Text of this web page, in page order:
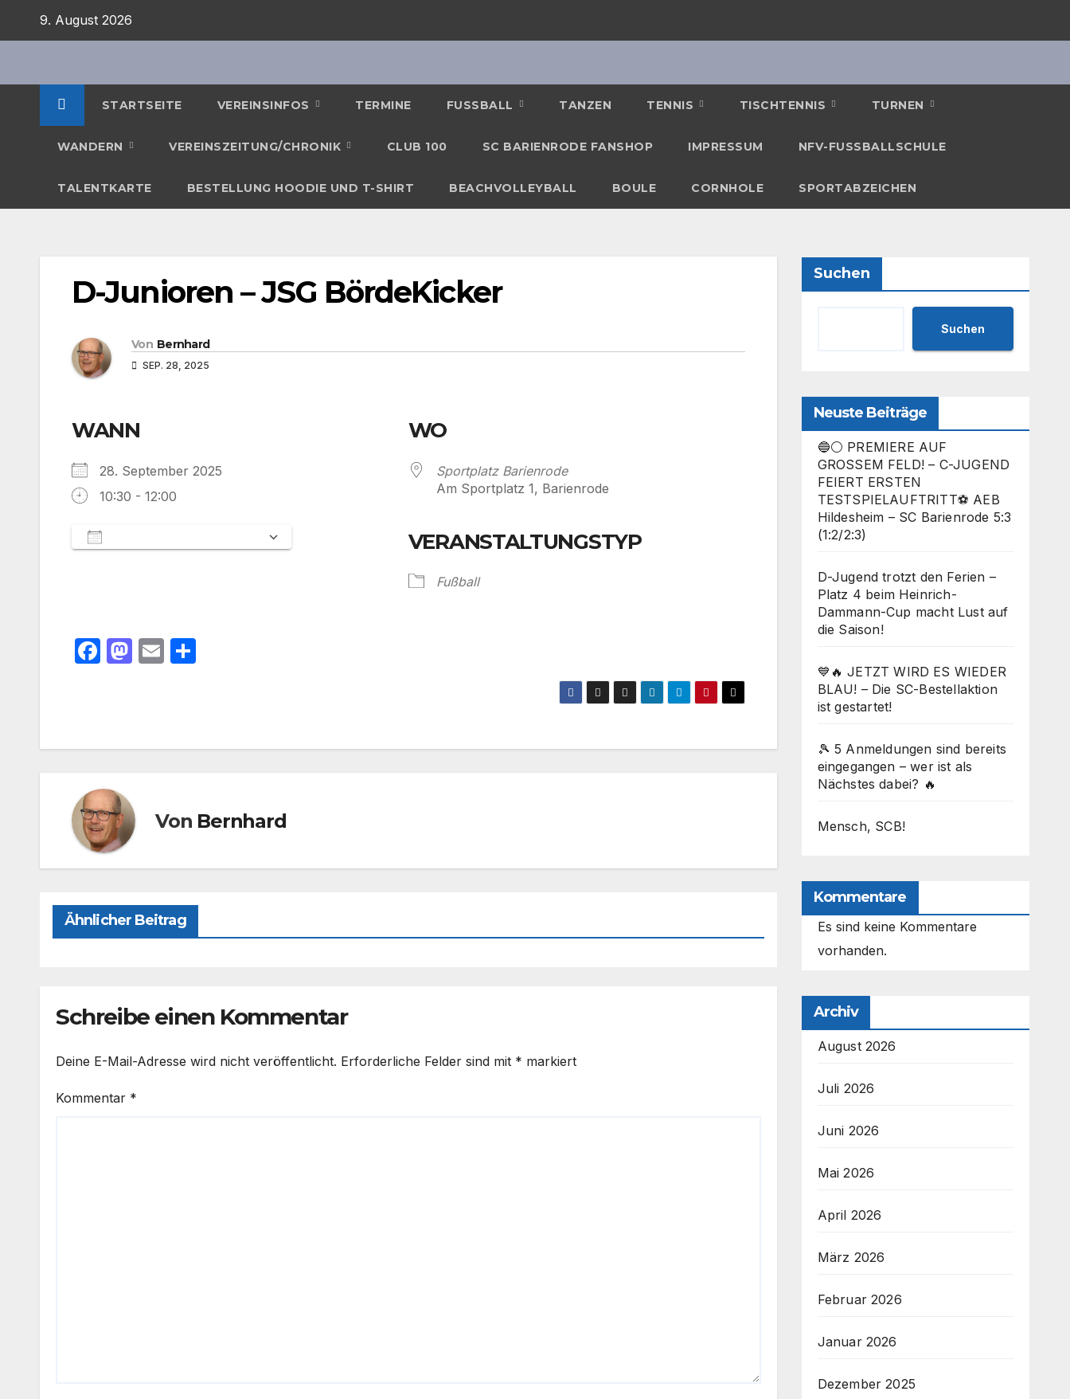
9. August 2026
STARTSEITE VEREINSINFOS TERMINE FUSSBALL TANZEN TENNIS TISCHTENNIS TURNEN
WANDERN VEREINSZEITUNG/CHRONIK CLUB 100 SC BARIENRODE FANSHOP IMPRESSUM NFV-FUSSBALLSCHULE
TALENTKARTE BESTELLUNG HOODIE UND T-SHIRT BEACHVOLLEYBALL BOULE CORNHOLE SPORTABZEICHEN
D-Junioren – JSG BördeKicker
Von Bernhard
SEP. 28, 2025
WANN
28. September 2025
10:30 - 12:00
WO
Sportplatz Barienrode
Am Sportplatz 1, Barienrode
VERANSTALTUNGSTYP
Fußball
F
b
o
k
M
d
n
E
Von Bernhard
Ähnlicher Beitrag
Schreibe einen Kommentar
Deine E-Mail-Adresse wird nicht veröffentlicht. Erforderliche Felder sind mit * markiert
Kommentar *
Suchen
Suchen
Neuste Beiträge
🔵⚪ PREMIERE AUF
GROSSEM FELD! – C-JUGEND
FEIERT ERSTEN
TESTSPIELAUFTRITT⚽ AEB
Hildesheim – SC Barienrode 5:3
(1:2/2:3)
D-Jugend trotzt den Ferien –
Platz 4 beim Heinrich-
Dammann-Cup macht Lust auf
die Saison!
💙🔥 JETZT WIRD ES WIEDER
BLAU! – Die SC-Bestellaktion
ist gestartet!
🎾 5 Anmeldungen sind bereits
eingegangen – wer ist als
Nächstes dabei? 🔥
Mensch, SCB!
Kommentare
Es sind keine Kommentare
vorhanden.
Archiv
August 2026
Juli 2026
Juni 2026
Mai 2026
April 2026
März 2026
Februar 2026
Januar 2026
Dezember 2025